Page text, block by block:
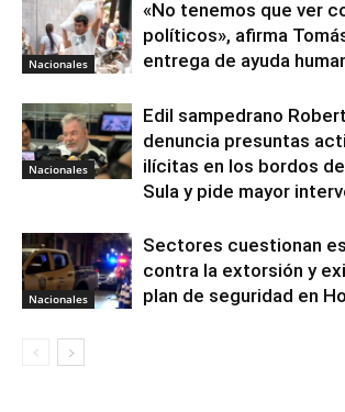
Nacionales
«No tenemos que ver
políticos», afirma
entrega de ayuda
Nacionales
Edil sampedrano
denuncia presuntas
ilícitas en los bordos
Sula y pide mayor
Nacionales
Sectores cuestionan
contra la extorsión y
plan de seguridad en